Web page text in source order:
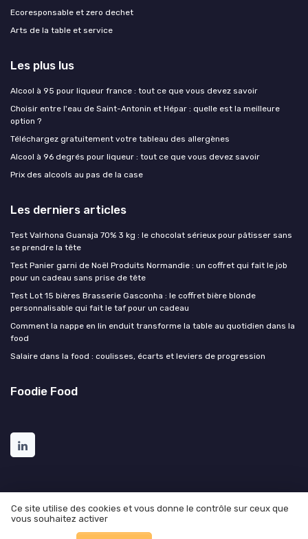
Ecoresponsable et zero dechet
Arts de la table et service
Les plus lus
Alcool à 95 pour liqueur france : tout ce que vous devez savoir
Choisir entre l'eau de Saint-Antonin et Hépar : quelle est la meilleure
option ?
Téléchargez gratuitement votre tableau des allergènes
Alcool à 96 degrés pour liqueur : tout ce que vous devez savoir
Prix des alcools au pas de la case
Les derniers articles
Test Valrhona Guanaja 70% 3 kg : le chocolat sérieux pour pâtisser sans
se prendre la tête
Test Panier garni de Noël Produits Normandie : un coffret qui fait le job
pour un cadeau sans prise de tête
Test Lot 15 bières Brasserie Gasconha : le coffret bière blonde
personnalisable qui fait le taf pour un cadeau
Comment la nappe en lin enduit transforme la table au quotidien dans la
food
Salaire dans la food : coulisses, écarts et leviers de progression
Foodie Food
Mentions légales
Ce site utilise des cookies et vous donne le contrôle sur ceux que
vous souhaitez activer